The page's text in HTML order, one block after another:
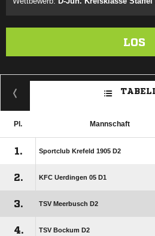
LOS
Pl. Mannschaft
1. Sportclub Krefeld 1905 D2
2. KFC Uerdingen 05 D1
3. TSV Meerbusch D2
4. TSV Bockum D2